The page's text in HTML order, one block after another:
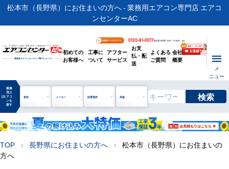
松本市（長野県）にお住まいの方へ - 業務用エアコン専門店 エアコ
ンセンターAC
ビル・工場用から店舗・事務所まで | 業務用エアコン専門店
業務用エアコンオンラインNo.1ショップ
お客様ページログイン 0120-81-0017電話受付時間 / 9:00～17:30(月～金)
初めての
お客様へ
工事に
ついて
アフター
サービス
お支
払・配
送
よくある
ご質問
会社
概要
メ
ニュー
manage_search
業務
用エ
アコ
ンを
探す
形状 メーカー 設置場所 用途 検索
TOP chevron_right 長野県にお住まいの方へ chevron_right
松本市（長野県）にお住まいの
方へ